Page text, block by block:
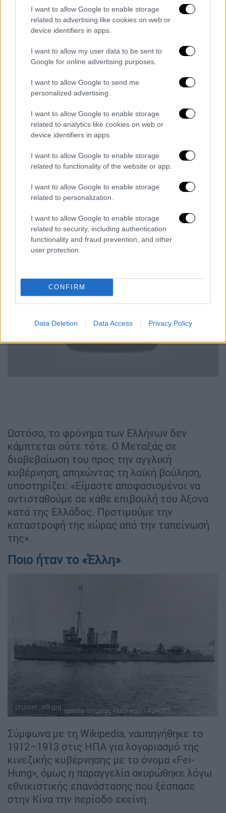
I want to allow Google to enable storage
related to advertising like cookies on web or
device identifiers in apps.
I want to allow my user data to be sent to
Google for online advertising purposes.
I want to allow Google to send me
personalized advertising.
I want to allow Google to enable storage
related to analytics like cookies on web or
device identifiers in apps.
I want to allow Google to enable storage
related to functionality of the website or app.
I want to allow Google to enable storage
related to personalization.
I want to allow Google to enable storage
related to security, including authentication
functionality and fraud prevention, and other
user protection.
CONFIRM
Data Deletion Data Access Privacy Policy
Σε μια πολεμική ενέργεια, λοιπόν, κατά του
κοίμηση της Θεοτόκου και τη μετάστασή της
στους Ουρανούς, το ιταλικό υποβρύχιο
που είχε αγκυροβολήσει στο λιμάνι της
Τήνου.
Υπερήφανο και σημαιοστολισμένο, το «Έλλη»
και το μαρτυρικό πλήρωμά του, πριν από 79
χρόνια, πέφτουν από το άνανδρο χτύπημα
των ιταλικών δυνάμεων, εισερχόμενοι στο
Πάνθεον των ηρώων του έθνους. Αθάνατοι!
video
Ωστόσο, το φρόνημα των Ελλήνων δεν
κάμπτεται ούτε τότε. Ο Μεταξάς σε
διαβεβαίωση του προς την αγγλική
κυβέρνηση, απηχώντας τη λαϊκή βούληση,
υποστηρίζει: «Είμαστε αποφασισμένοι να
αντισταθούμε σε κάθε επιβουλή του Άξονα
κατά της Ελλάδος. Προτιμούμε την
καταστροφή της χώρας από την ταπείνωσή
της».
Ποιο ήταν το «Έλλη»
cruiser_elli.jpg
Σύμφωνα με τη Wikipedia, ναυπηγήθηκε το
1912–1913 στις HΠA για λογαριασμό της
κινεζικής κυβέρνησης με το όνομα «Fei-
Hung», όμως η παραγγελία ακυρώθηκε λόγω
εθνικιστικής επανάστασης που ξέσπασε
στην Κίνα την περίοδο εκείνη.